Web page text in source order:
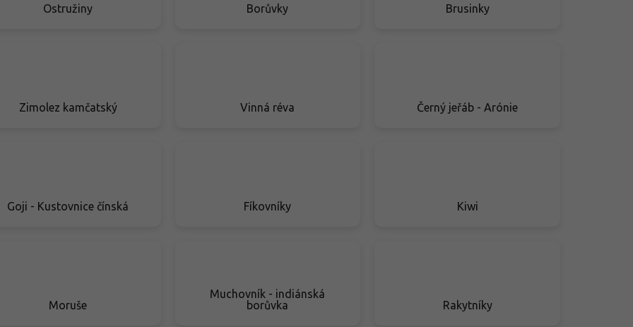
Ostružiny Borůvky Brusinky
Zimolez kamčatský Vinná réva Černý jeřáb - Arónie
Goji - Kustovnice čínská Fíkovníky Kiwi
Moruše
Muchovník - indiánská
borůvka
Rakytníky